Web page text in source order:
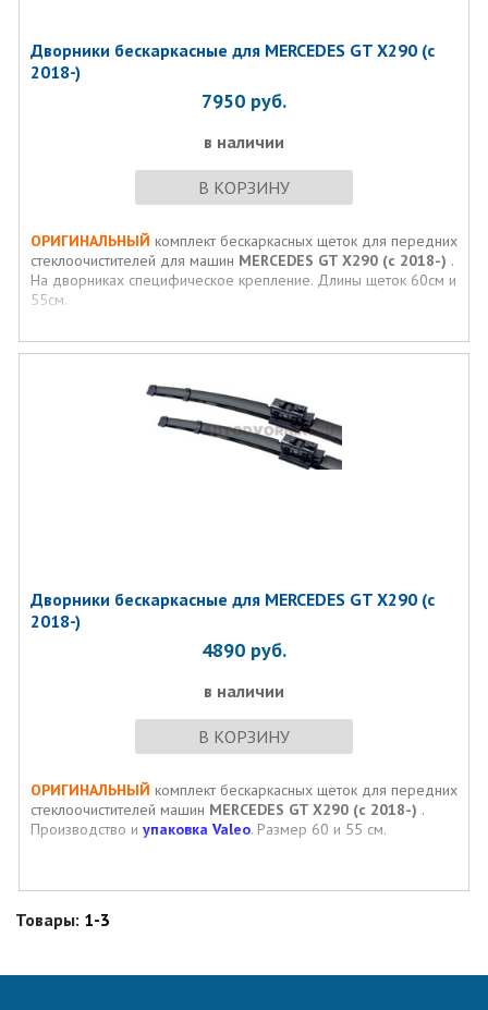
Дворники бескаркасные для MERCEDES GT X290 (c
2018-)
7950 руб.
в наличии
В КОРЗИНУ
ОРИГИНАЛЬНЫЙ комплект бескаркасных щеток для передних
стеклоочистителей для машин MERCEDES GT X290 (c 2018-) .
На дворниках специфическое крепление. Длины щеток 60см и
55см.
Дворники бескаркасные для MERCEDES GT X290 (c
2018-)
4890 руб.
в наличии
В КОРЗИНУ
ОРИГИНАЛЬНЫЙ комплект бескаркасных щеток для передних
стеклоочистителей машин MERCEDES GT X290 (c 2018-) .
Производство и упаковка Valeo. Размер 60 и 55 см.
Товары: 1-3